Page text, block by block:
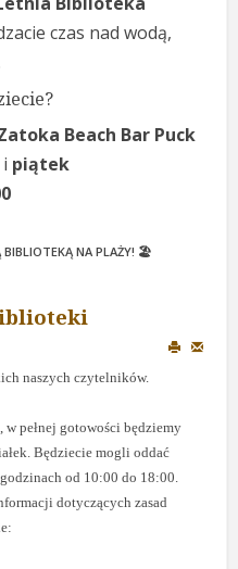
czas nad wodą,
Beach Bar Puck
i piątek
BIBLIOTEKĄ NA PLAŻY! 🏖️
naszych czytelników.
w pełnej gotowości będziemy
Będziecie mogli oddać
od 10:00 do 18:00.
dotyczących zasad